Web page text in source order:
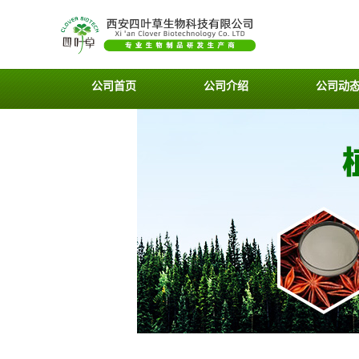
公司首页 公司介绍 公司动